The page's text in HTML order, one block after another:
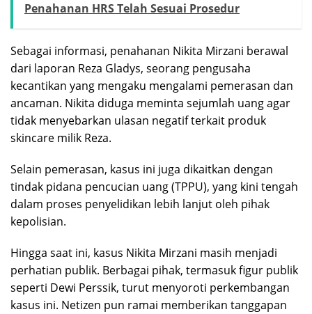
Penahanan HRS Telah Sesuai Prosedur
Sebagai informasi, penahanan Nikita Mirzani berawal
dari laporan Reza Gladys, seorang pengusaha
kecantikan yang mengaku mengalami pemerasan dan
ancaman. Nikita diduga meminta sejumlah uang agar
tidak menyebarkan ulasan negatif terkait produk
skincare milik Reza.
Selain pemerasan, kasus ini juga dikaitkan dengan
tindak pidana pencucian uang (TPPU), yang kini tengah
dalam proses penyelidikan lebih lanjut oleh pihak
kepolisian.
Hingga saat ini, kasus Nikita Mirzani masih menjadi
perhatian publik. Berbagai pihak, termasuk figur publik
seperti Dewi Perssik, turut menyoroti perkembangan
kasus ini. Netizen pun ramai memberikan tanggapan